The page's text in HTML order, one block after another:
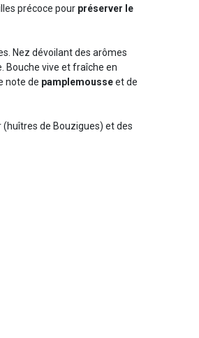
précoce pour préserver le
Nez dévoilant des arômes
Bouche vive et fraîche en
note de pamplemousseet de
de Bouzigues) et des